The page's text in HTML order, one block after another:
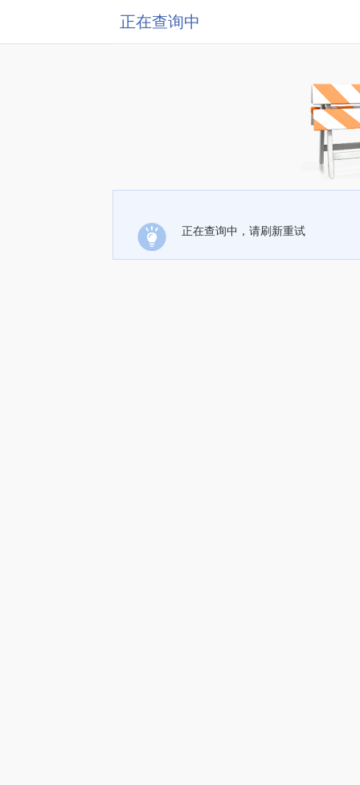
正在查询中
正在查询中，请刷新重试